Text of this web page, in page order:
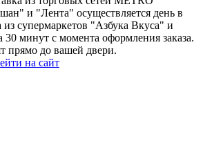
и "Лента" осуществляется день в
из супермаркетов "Азбука Вкуса" и
минут с момента оформления заказа.
прямо до вашей двери.
на сайт